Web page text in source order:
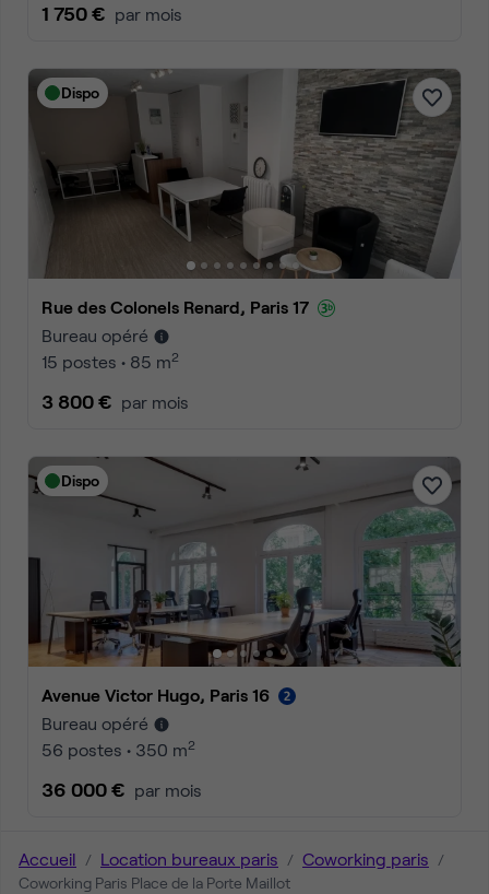
1 750 € par mois
Dispo
Rue des Colonels Renard, Paris 17
Bureau opéré
15 postes • 85 m2
3 800 € par mois
Dispo
Avenue Victor Hugo, Paris 16
Bureau opéré
56 postes • 350 m2
36 000 € par mois
Accueil Location bureaux paris Coworking paris
Coworking Paris Place de la Porte Maillot